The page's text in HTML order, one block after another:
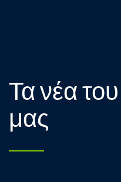
Τα νέα
μας